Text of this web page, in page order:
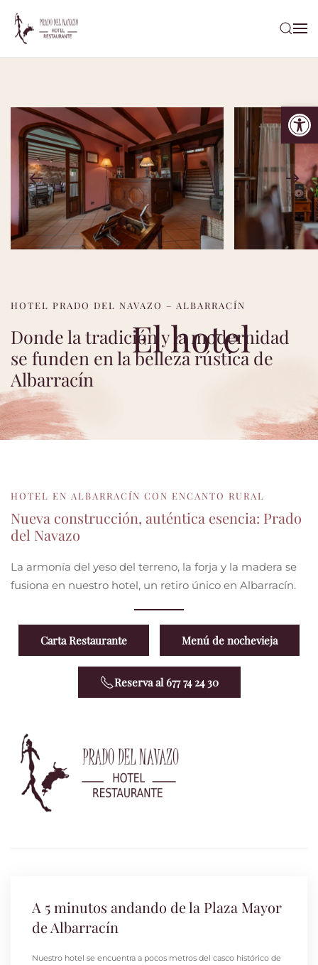
Ir al contenido principal
El hotel
HOTEL PRADO DEL NAVAZO – ALBARRACÍN
Donde la tradición y la modernidad
se funden en la belleza rústica de
Albarracín
HOTEL EN ALBARRACÍN CON ENCANTO RURAL
Nueva construcción, auténtica esencia: Prado
del Navazo
La armonía del yeso del terreno, la forja y la madera se
fusiona en nuestro hotel, un retiro único en Albarracín.
Carta Restaurante Menú de nochevieja
Reserva al 677 74 24 30
A 5 minutos andando de la Plaza Mayor
de Albarracín
Nuestro hotel se encuentra a pocos metros del casco histórico de